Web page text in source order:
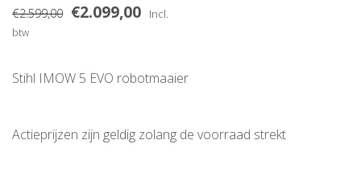
€2.599,00 €2.099,00
Incl.
btw
Stihl IMOW 5 EVO robotmaaier
Actieprijzen zijn geldig zolang de voorraad strekt